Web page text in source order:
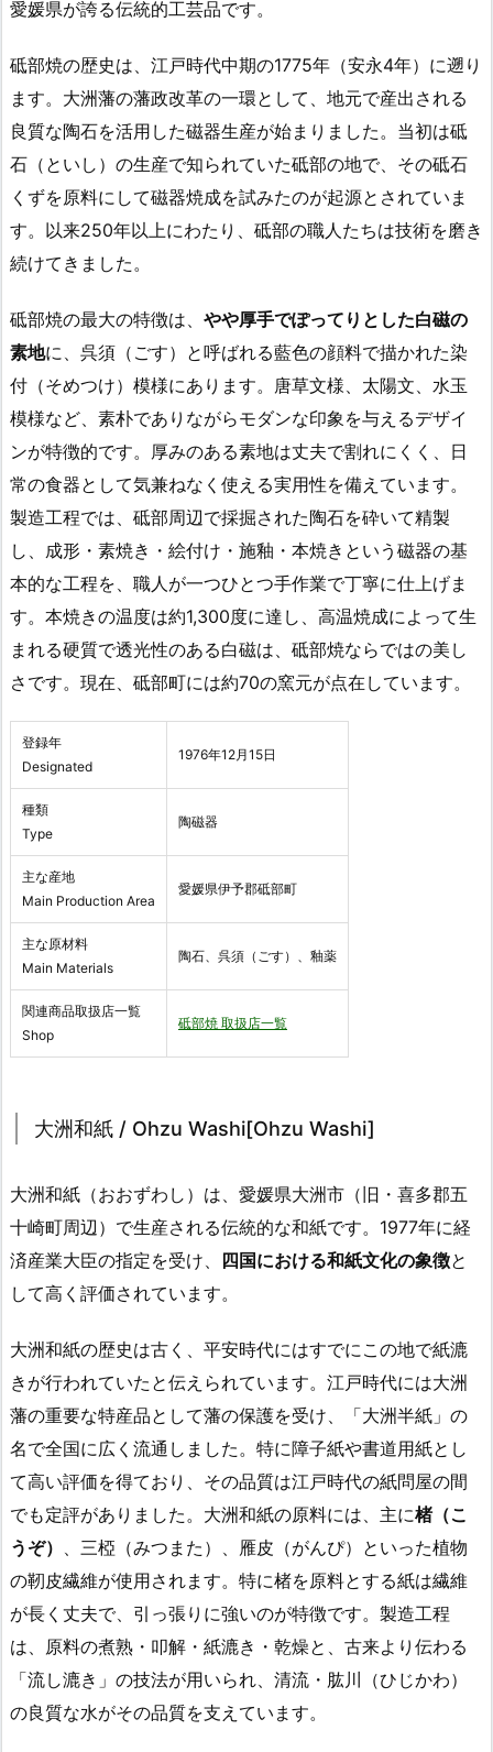
愛媛県が誇る伝統的工芸品です。
砥部焼の歴史は、江戸時代中期の1775年（安永4年）に遡り
ます。大洲藩の藩政改革の一環として、地元で産出される
良質な陶石を活用した磁器生産が始まりました。当初は砥
石（といし）の生産で知られていた砥部の地で、その砥石
くずを原料にして磁器焼成を試みたのが起源とされていま
す。以来250年以上にわたり、砥部の職人たちは技術を磨き
続けてきました。
砥部焼の最大の特徴は、 やや厚手でぽってりとした白磁の
素地に、呉須（ごす）と呼ばれる藍色の顔料で描かれた染
付（そめつけ）模様にあります。唐草文様、太陽文、水玉
模様など、素朴でありながらモダンな印象を与えるデザイ
ンが特徴的です。厚みのある素地は丈夫で割れにくく、日
常の食器として気兼ねなく使える実用性を備えています。
製造工程では、砥部周辺で採掘された陶石を砕いて精製
し、成形・素焼き・絵付け・施釉・本焼きという磁器の基
本的な工程を、職人が一つひとつ手作業で丁寧に仕上げま
す。本焼きの温度は約1,300度に達し、高温焼成によって生
まれる硬質で透光性のある白磁は、砥部焼ならではの美し
さです。現在、砥部町には約70の窯元が点在しています。
登録年
Designated
1976年12月15日
種類
Type
陶磁器
主な産地
Main Production Area
愛媛県伊予郡砥部町
主な原材料
Main Materials
陶石、呉須（ごす）、釉薬
関連商品取扱店一覧
Shop
砥部焼 取扱店一覧
大洲和紙 / Ohzu Washi[Ohzu Washi]
大洲和紙（おおずわし）は、愛媛県大洲市（旧・喜多郡五
十崎町周辺）で生産される伝統的な和紙です。1977年に経
済産業大臣の指定を受け、 四国における和紙文化の象徴と
して高く評価されています。
大洲和紙の歴史は古く、平安時代にはすでにこの地で紙漉
きが行われていたと伝えられています。江戸時代には大洲
藩の重要な特産品として藩の保護を受け、「大洲半紙」の
名で全国に広く流通しました。特に障子紙や書道用紙とし
て高い評価を得ており、その品質は江戸時代の紙問屋の間
でも定評がありました。大洲和紙の原料には、主に楮（こ
うぞ） 、三椏（みつまた）、雁皮（がんぴ）といった植物
の靭皮繊維が使用されます。特に楮を原料とする紙は繊維
が長く丈夫で、引っ張りに強いのが特徴です。製造工程
は、原料の煮熟・叩解・紙漉き・乾燥と、古来より伝わる
「流し漉き」の技法が用いられ、清流・肱川（ひじかわ）
の良質な水がその品質を支えています。